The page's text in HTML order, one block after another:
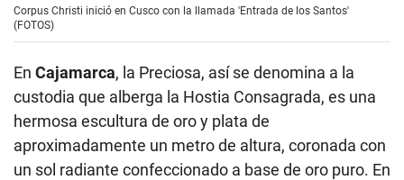
Corpus Christi inició en Cusco con la llamada 'Entrada de los Santos'
(FOTOS)
En Cajamarca, la Preciosa, así se denomina a la
custodia que alberga la Hostia Consagrada, es una
hermosa escultura de oro y plata de
aproximadamente un metro de altura, coronada con
un sol radiante confeccionado a base de oro puro. En